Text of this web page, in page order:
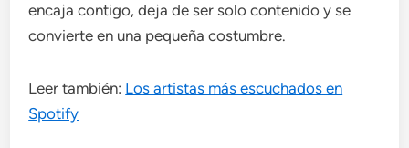
encaja contigo, deja de ser solo contenido y se
convierte en una pequeña costumbre.
Leer también: Los artistas más escuchados en
Spotify